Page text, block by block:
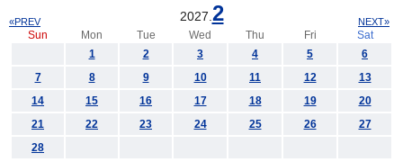
2027. 2
«PREV NEXT»
Sun Mon Tue Wed Thu Fri
Sat
1
2 3 4 5
6
7
8 9 10 11 12
13
14
15 16 17 18 19
20
21
22 23 24 25 26
27
28